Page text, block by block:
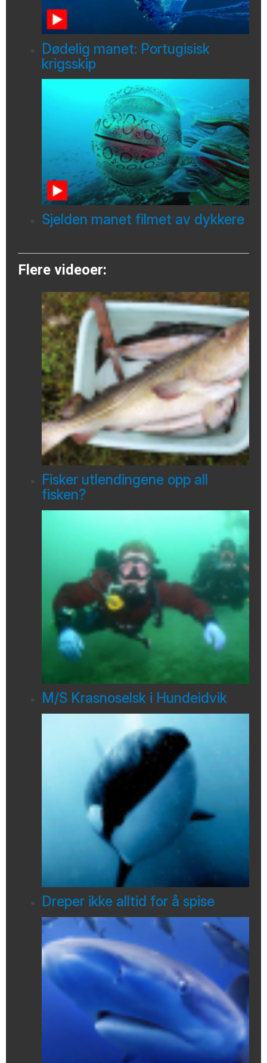
Dødelig manet: Portugisisk
krigsskip
Sjelden manet filmet av dykkere
Flere videoer:
Fisker utlendingene opp all
fisken?
M/S Krasnoselsk i Hundeidvik
Dreper ikke alltid for å spise